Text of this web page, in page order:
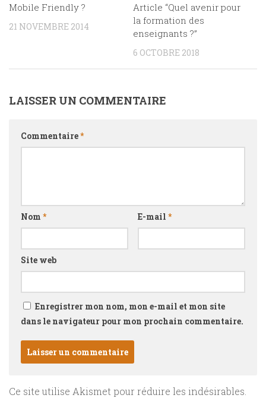
Mobile Friendly ?
21 NOVEMBRE 2014
Article “Quel avenir pour
la formation des
enseignants ?”
6 OCTOBRE 2018
LAISSER UN COMMENTAIRE
Commentaire*
Nom * E-mail *
Site web
Enregistrer mon nom, mon e-mail et mon site
dans le navigateur pour mon prochain commentaire.
Ce site utilise Akismet pour réduire les indésirables.